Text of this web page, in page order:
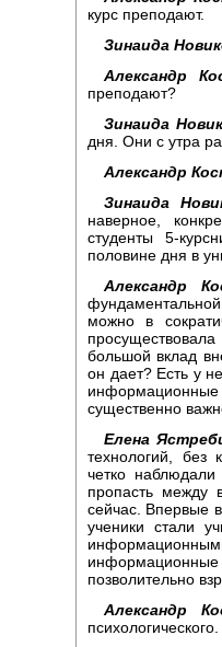
курс преподают.
Зинаида
Александр
преподают?
Зинаида
дня. Они с утра
Александр
Зинаида
наверное,
студенты 5-
половине дня в
Александр
можно в
большой вклад
он дает? Есть у
существенно
Елена
технологий,
четко
пропасть между
сейчас. Впервые
ученики стали
информационные
позволительно
Александр
психологического.